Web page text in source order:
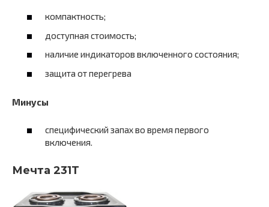
компактность;
доступная стоимость;
наличие индикаторов включенного состояния;
защита от перегрева
Минусы
специфический запах во время первого
включения.
Мечта 231Т